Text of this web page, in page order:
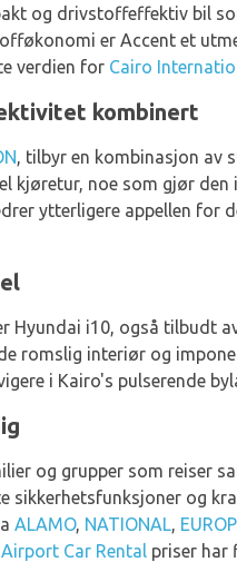
og drivstoffeffektiv bil
er Accent et
verdien for Cairo
kombinert
, tilbyr en kombinasjon av
kjøretur, noe som gjør
ytterligere appellen for
Hyundai i10, også tilbudt
romslig interiør og
i Kairo's pulserende
og grupper som reiser
sikkerhetsfunksjoner og
ALAMO, NATIONAL,
Car Rental priser har